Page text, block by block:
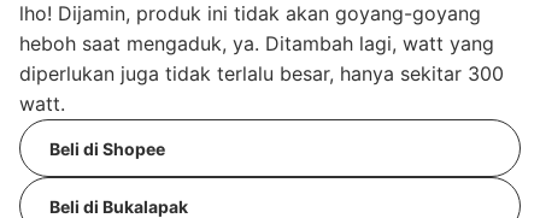
lho! Dijamin, produk ini tidak akan goyang-goyang
heboh saat mengaduk, ya. Ditambah lagi, watt yang
diperlukan juga tidak terlalu besar, hanya sekitar 300
watt.
Beli di Shopee
Beli di Bukalapak